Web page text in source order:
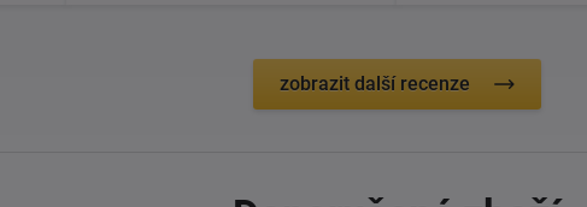
zobrazit další recenze